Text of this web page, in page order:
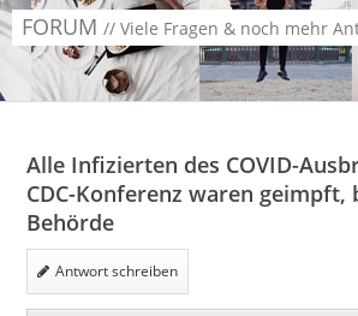
FORUM // Viele Fragen & noch mehr
Alle Infizierten des COVID-
CDC-Konferenz waren geimpft,
Behörde
Antwort schreiben